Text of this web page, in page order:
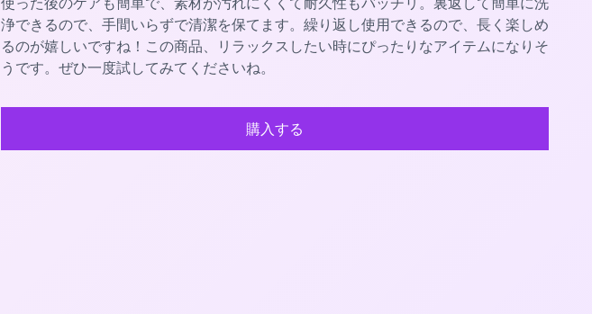
浄できるので、手間いらずで清潔を保てます。繰り返し使用できるので、長く楽しめ
るのが嬉しいですね！この商品、リラックスしたい時にぴったりなアイテムになりそ
うです。ぜひ一度試してみてくださいね。
購入する